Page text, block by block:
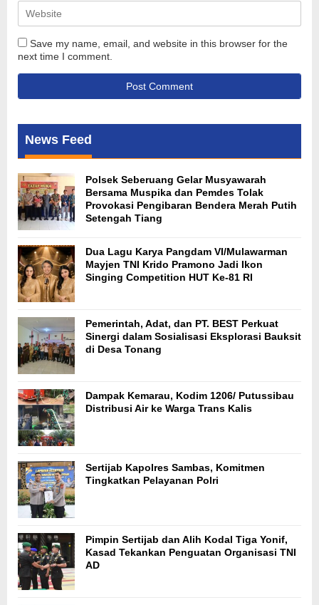
Save my name, email, and website in this browser for the
next time I comment.
News Feed
Polsek Seberuang Gelar Musyawarah
Bersama Muspika dan Pemdes Tolak
Provokasi Pengibaran Bendera Merah Putih
Setengah Tiang
Dua Lagu Karya Pangdam VI/Mulawarman
Mayjen TNI Krido Pramono Jadi Ikon
Singing Competition HUT Ke-81 RI
Pemerintah, Adat, dan PT. BEST Perkuat
Sinergi dalam Sosialisasi Eksplorasi Bauksit
di Desa Tonang
Dampak Kemarau, Kodim 1206/ Putussibau
Distribusi Air ke Warga Trans Kalis
Sertijab Kapolres Sambas, Komitmen
Tingkatkan Pelayanan Polri
Pimpin Sertijab dan Alih Kodal Tiga Yonif,
Kasad Tekankan Penguatan Organisasi TNI
AD